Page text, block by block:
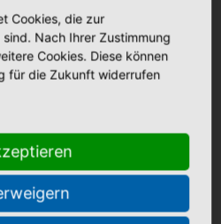
+Johannesstift Papenburg
+ Matthias Haus Lohne
Mutter Teresa Haus Lingen
+Maria Anna Haus Lengerich
Cookies, die zur
Nach Ihrer Zustimmung
Cookies. Diese können
für die Zukunft widerrufen